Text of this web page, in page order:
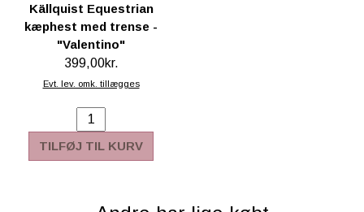
Källquist Equestrian
kæphest med trense -
"Valentino"
399,00kr.
Evt. lev. omk. tillægges
TILFØJ TIL KURV